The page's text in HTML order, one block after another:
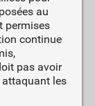
au
permises
continue
pas avoir
attaquant les